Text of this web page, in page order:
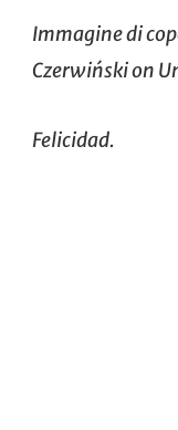
Immagine di
Czerwińskion
Felicidad.